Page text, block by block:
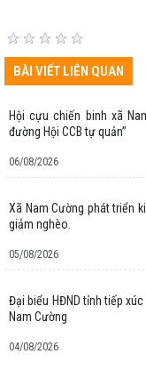
BÀI VIẾT LIÊN QUAN
Hội cựu chiến binh xã
đường Hội CCB tự quản”
06/08/2026
Xã Nam Cường phát triển
giảm nghèo.
05/08/2026
Đại biểu HĐND tỉnh tiếp
Nam Cường
04/08/2026